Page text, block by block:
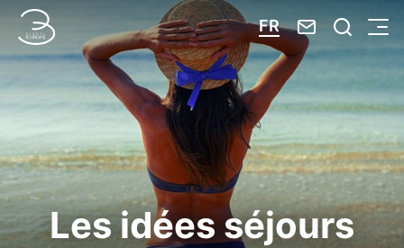
Bandol Tourisme
FR Nous Je
Menu
Les idées séjours